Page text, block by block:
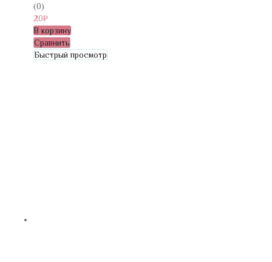
(0)
20₽
В корзину
Сравнить
Быстрый просмотр